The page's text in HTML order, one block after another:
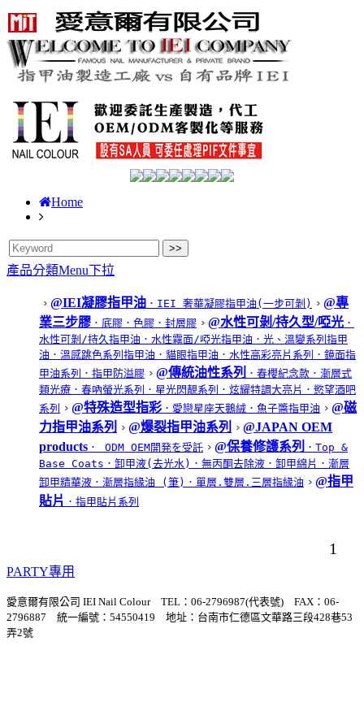
Home
產品分類Menu下拉
@IEI凝膠指甲油 ．IEI 奢華凝膠指甲油(一步可剝)
@專
業三步膠 ．底膠 ．色膠 ．封層膠 @水性可剝/持久型/啞光 ．
水性可剝/持久指甲油 ．水性霧面/啞光指甲油 ．光、溫變系列指甲
油 ．溫感跳色系列指甲油 ．貓眼指甲油 ．水性高彩亮片系列 ．鏡面指
甲油系列 ．指甲防溢膠 @傳統油性系列 ．春櫻紀念款 ．漸層式
類光療 ．春吶螢光系列 ．星光閃靚系列 ．炫耀特調大亮片 ．慾望酒吧
系列
@特殊造型指彩 ．愛戀星座天鵝絨 ．魚子醬指甲油
@磁
力指甲油系列
@爆裂指甲油系列
@JAPAN OEM
products ． ODM OEM開発を受託 @保養修護系列 ．Top &
Base Coats ．卸甲液(去光水) ．無丙酮去除液 ．卸甲綿片 ．漸層
卸甲精華液 ．漸層指緣油 (筆) ．單層.雙層.三層指緣油
@指甲
貼片 ．指甲貼片系列
1
PARTY專用
愛意爾有限公司 IEI Nail Colour TEL：06-2796987(代表號) FAX：06-
2796887 統一編號：54550419 地址：台南市仁德區文華路三段428巷53
弄2號